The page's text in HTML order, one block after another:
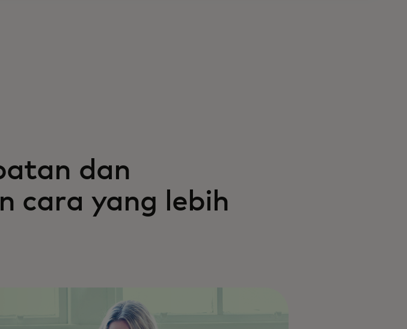
dan
cara yang lebih